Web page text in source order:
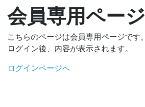
会員専用ページ
こちらのページは会員専用ページです。
ログイン後、内容が表示されます。
ログインページへ